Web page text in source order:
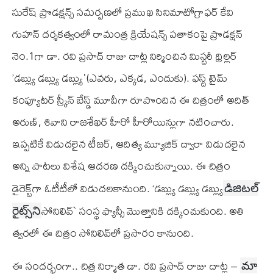
సురేష్ ప్రొడ‌క్ష‌న్స్ స‌మ‌ర్ప‌ణ‌లో ప్ర‌ముఖ‌ సినిమాటోగ్రాఫ‌ర్ కేవి
గుహన్ ద‌ర్శ‌కత్వంలో రామంత్ర క్రియేష‌న్స్ పతాకంపై ప్రొడ‌క్ష‌న్
నెం.1గా డా. రవి ప్రసాద్ రాజు దాట్ల నిర్మించిన మిస్ట‌రీ థ్రిల్ల‌ర్
‌’డబ్ల్యు డబ్ల్యు డబ్ల్యు'(ఎవ‌రు, ఎక్క‌డ‌, ఎందుకు). ఫస్ట్‌ టైమ్
కంప్యూటర్‌ స్క్రీన్ బేస్డ్ మూవీగా రూపొందిన ఈ చిత్రంలో అదిత్‌
అరుణ్, శివాని రాజశేఖర్‌ హీరో హీరోయిన్లుగా నటించారు.
ఇప్ప‌టికే విడుద‌లైన టీజ‌ర్, ఆదిత్య మ్యూజిక్ ద్వారా విడుదలైన
అన్ని పాట‌లు విశేష ఆదరణ దక్కించుకున్నాయి. ఈ చిత్రం
డైరెక్ట్‌గా ఓటీటీలో విడుదల‌కానుంది. ‘డబ్ల్యు డబ్ల్యు డబ్ల్యుడిజిట‌ల్
రైట్స్‌నిసోనిలివ్` సంస్థ ఫ్యాన్సీ మొత్తానికి ద‌క్కించుకుంది. అతి
త్వ‌ర‌లో ఈ చిత్రం సోనిలివ్‌లో ప్ర‌సారం కానుంది.
ఈ సంద‌ర్భంగా.. చిత్ర నిర్మాత డా. రవి ప్రసాద్ రాజు దాట్ల – మా